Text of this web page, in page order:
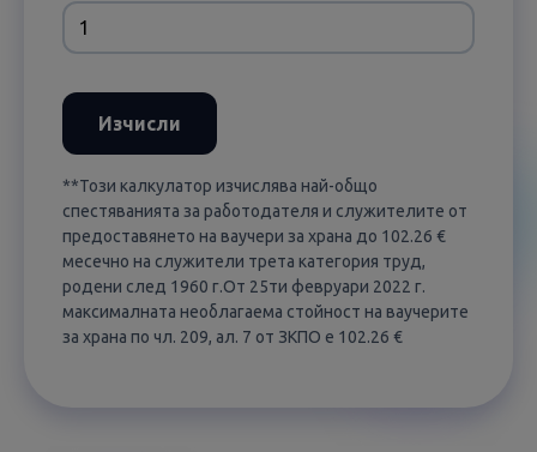
Изчисли
**Този калкулатор изчислява най-общо
спестяванията за работодателя и служителите от
предоставянето на ваучери за храна до 102.26 €
месечно на служители трета категория труд,
родени след 1960 г.От 25ти февруари 2022 г.
максималната необлагаема стойност на ваучерите
за храна по чл. 209, ал. 7 от ЗКПО е 102.26 €